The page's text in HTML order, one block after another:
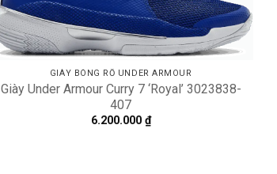
GIÀY BÓNG RỔ UNDER ARMOUR
Giày Under Armour Curry 7 ‘Royal’ 3023838-
407
6.200.000 ₫